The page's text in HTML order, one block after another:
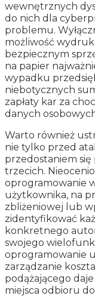
wewnętrznych
do nich dla
problemu.
możliwość
bezpiecznym
na papier
wypadku
niebotycznych
zapłaty kar za
danych
Warto również
nie tylko przed
przedostaniem
trzecich.
oprogramowanie
użytkownika, na
zbliżeniowej lub
zidentyfikować
konkretnego
swojego
oprogramowanie
zarządzanie
podążającego
miejsca odbioru